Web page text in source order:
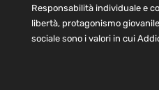
Responsabilità individuale e
libertà, protagonismo
sociale sono i valori in cui